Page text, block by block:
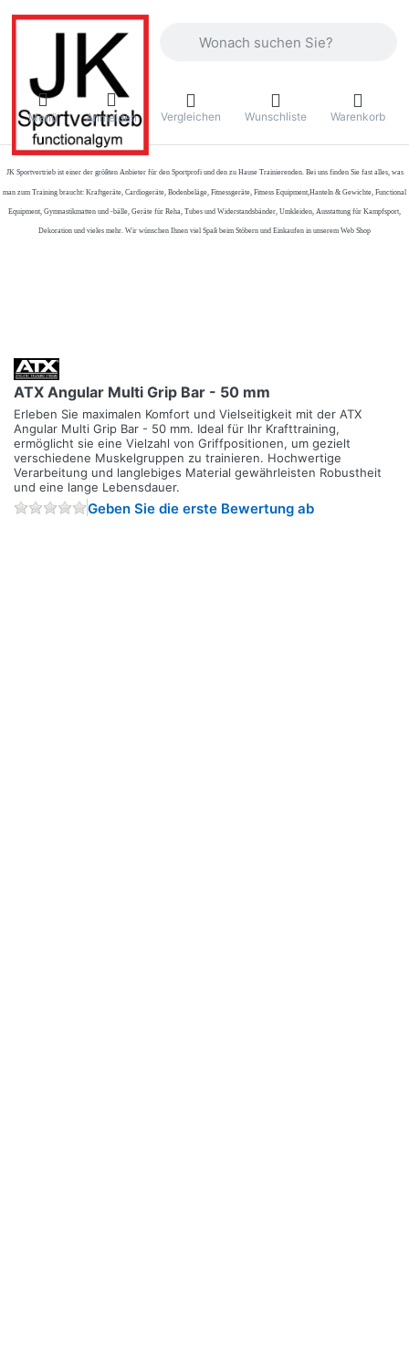
Menü Anmelden Vergleichen Wunschliste Warenkorb
JK Sportvertrieb ist einer der größten Anbieter für den Sportprofi und den zu Hause Trainierenden. Bei uns finden Sie fast alles, was
man zum Training braucht: Kraftgeräte, Cardiogeräte, Bodenbeläge, Fitnessgeräte, Fitness Equipment,Hanteln & Gewichte, Functional
Equipment, Gymnastikmatten und -bälle, Geräte für Reha, Tubes und Widerstandsbänder, Umkleiden, Ausstattung für Kampfsport,
Dekoration und vieles mehr. Wir wünschen Ihnen viel Spaß beim Stöbern und Einkaufen in unserem Web Shop
ATX Angular Multi Grip Bar - 50 mm
Erleben Sie maximalen Komfort und Vielseitigkeit mit der ATX
Angular Multi Grip Bar - 50 mm. Ideal für Ihr Krafttraining,
ermöglicht sie eine Vielzahl von Griffpositionen, um gezielt
verschiedene Muskelgruppen zu trainieren. Hochwertige
Verarbeitung und langlebiges Material gewährleisten Robustheit
und eine lange Lebensdauer.
Geben Sie die erste Bewertung ab